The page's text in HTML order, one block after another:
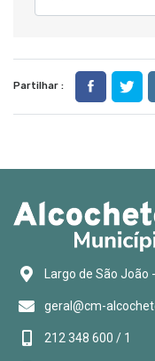
Partilhar :
Largo de São
geral@cm-
212 348 600 / 1